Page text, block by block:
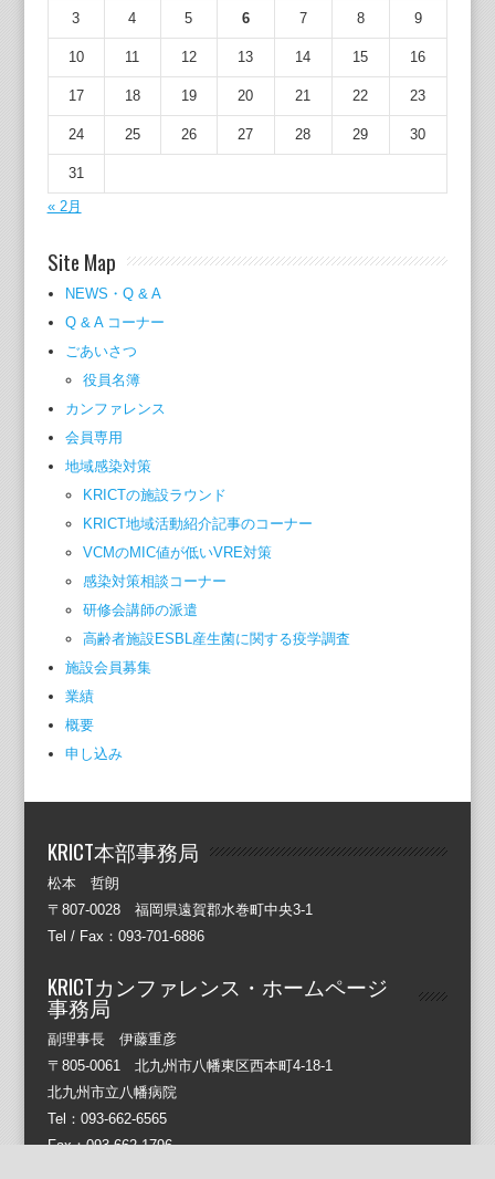
3 4 5 6 7 8 9
10 11 12 13 14 15 16
17 18 19 20 21 22 23
24 25 26 27 28 29 30
31
« 2月
Site Map
NEWS・Q & A
Q & A コーナー
ごあいさつ
役員名簿
カンファレンス
会員専用
地域感染対策
KRICTの施設ラウンド
KRICT地域活動紹介記事のコーナー
VCMのMIC値が低いVRE対策
感染対策相談コーナー
研修会講師の派遣
高齢者施設ESBL産生菌に関する疫学調査
施設会員募集
業績
概要
申し込み
KRICT本部事務局
松本 哲朗
〒807-0028 福岡県遠賀郡水巻町中央3-1
Tel / Fax：093-701-6886
KRICTカンファレンス・ホームページ
事務局
副理事長 伊藤重彦
〒805-0061 北九州市八幡東区西本町4-18-1
北九州市立八幡病院
Tel：093-662-6565
Fax：093-662-1796